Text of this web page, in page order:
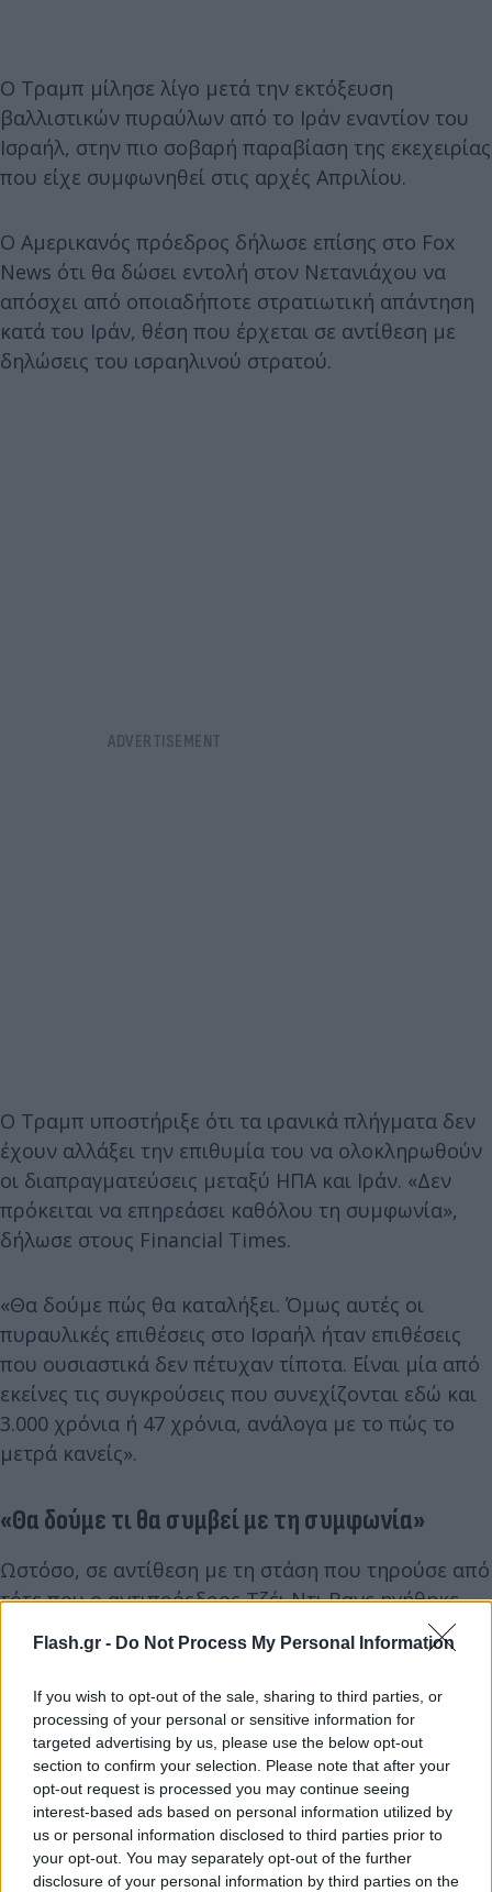
Flash.gr - Do Not Process My Personal Information
If you wish to opt-out of the sale, sharing to third parties, or
processing of your personal or sensitive information for
targeted advertising by us, please use the below opt-out
section to confirm your selection. Please note that after your
opt-out request is processed you may continue seeing
interest-based ads based on personal information utilized by
us or personal information disclosed to third parties prior to
your opt-out. You may separately opt-out of the further
disclosure of your personal information by third parties on the
Ο Τραμπ μίλησε λίγο μετά την εκτόξευση
βαλλιστικών πυραύλων από το Ιράν εναντίον του
Ισραήλ, στην πιο σοβαρή παραβίαση της εκεχειρίας
που είχε συμφωνηθεί στις αρχές Απριλίου.
Ο Αμερικανός πρόεδρος δήλωσε επίσης στο Fox
News ότι θα δώσει εντολή στον Νετανιάχου να
απόσχει από οποιαδήποτε στρατιωτική απάντηση
κατά του Ιράν, θέση που έρχεται σε αντίθεση με
δηλώσεις του ισραηλινού στρατού.
Ο Τραμπ υποστήριξε ότι τα ιρανικά πλήγματα δεν
έχουν αλλάξει την επιθυμία του να ολοκληρωθούν
οι διαπραγματεύσεις μεταξύ ΗΠΑ και Ιράν. «Δεν
πρόκειται να επηρεάσει καθόλου τη συμφωνία»,
δήλωσε στους Financial Times.
«Θα δούμε πώς θα καταλήξει. Όμως αυτές οι
πυραυλικές επιθέσεις στο Ισραήλ ήταν επιθέσεις
που ουσιαστικά δεν πέτυχαν τίποτα. Είναι μία από
εκείνες τις συγκρούσεις που συνεχίζονται εδώ και
3.000 χρόνια ή 47 χρόνια, ανάλογα με το πώς το
μετρά κανείς».
«Θα δούμε τι θα συμβεί με τη συμφωνία»
Ωστόσο, σε αντίθεση με τη στάση που τηρούσε από
τότε που ο αντιπρόεδρος Τζέι Ντι Βανς ηγήθηκε
των πρώτων διαπραγματεύσεων με το Ιράν στις
αρχές Απριλίου, ο Τραμπ δεν εμφανίστηκε τόσο
βέβαιος ότι μια συμφωνία με την Τεχεράνη είναι
πλέον κοντά.